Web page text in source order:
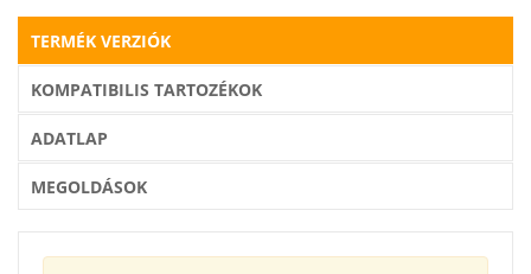
TERMÉK VERZIÓK
KOMPATIBILIS TARTOZÉKOK
ADATLAP
MEGOLDÁSOK